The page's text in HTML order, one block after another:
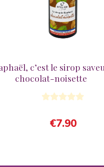
c’est le sirop
chocolat-noisette
€7.90